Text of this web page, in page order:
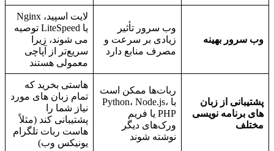
وب سرور بهینه
وب سرور تأثیر
زیادی بر سرعت و
مصرف منابع دارد
لایت اسپید، Nginx
یا LiteSpeed توصیه
می شوند، زیرا
سریع‌تر از آپاچی
معمولی هستند
پشتیبانی از زبان
های برنامه نویسی
مختلف
ربات‌ها ممکن است
با Python، Node.js،
PHP یا فریم
ورک‌های دیگر
نوشته شوند
هاستی بخرید که
تمام زبان های مورد
نیاز شما را
پشتیبانی کند (مثلاً
هاست ربات تلگرام
یونیکس وب)